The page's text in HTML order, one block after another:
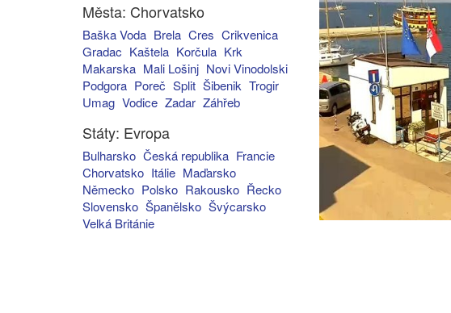
Města: Chorvatsko
Baška Voda Brela Cres Crikvenica
Gradac Kaštela Korčula Krk
Makarska Mali Lošinj Novi Vinodolski
Podgora Poreč Split Šibenik Trogir
Umag Vodice Zadar Záhřeb
Státy: Evropa
Bulharsko Česká republika Francie
Chorvatsko Itálie Maďarsko
Německo Polsko Rakousko Řecko
Slovensko Španělsko Švýcarsko
Velká Británie